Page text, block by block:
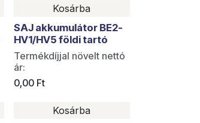
SAJ akkumulátor BE2-
HV1/HV5 földi tartó
Kosárba
Termékdíjjal növelt nettó
ár:
0,00Ft
Kosárba